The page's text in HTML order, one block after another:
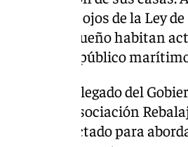
ante los ojos de la Ley
malagueño habitan
en dominio público
el subdelegado del
de la Asociación
afectado para